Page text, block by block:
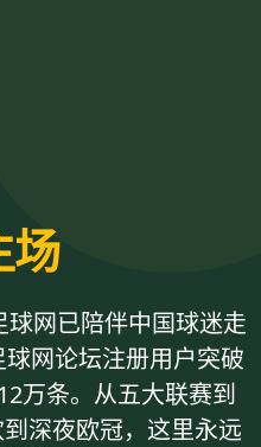
场
网已陪伴中国球迷走
网论坛注册用户突破
万条。从五大联赛到
深夜欧冠，这里永远